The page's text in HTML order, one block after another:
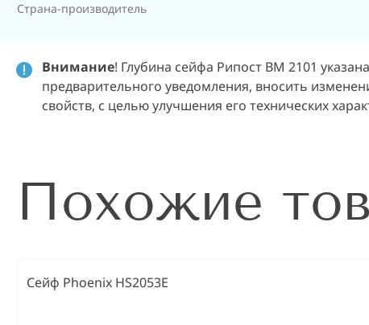
Страна-производитель
Внимание! Глубина сейфа Рипост ВМ 2101
предварительного уведомления, вносить
свойств, с целью улучшения его технических
Похожие
Сейф Phoenix HS2053E